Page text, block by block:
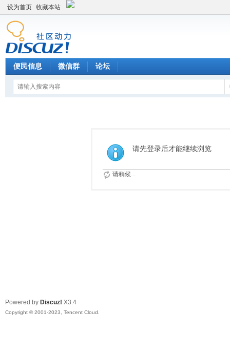
设为首页 收藏本站
便民信息 微信群 论坛
请先登录后才能继续浏览
请稍候...
Powered by Discuz! X3.4
Copyright © 2001-2023, Tencent Cloud.